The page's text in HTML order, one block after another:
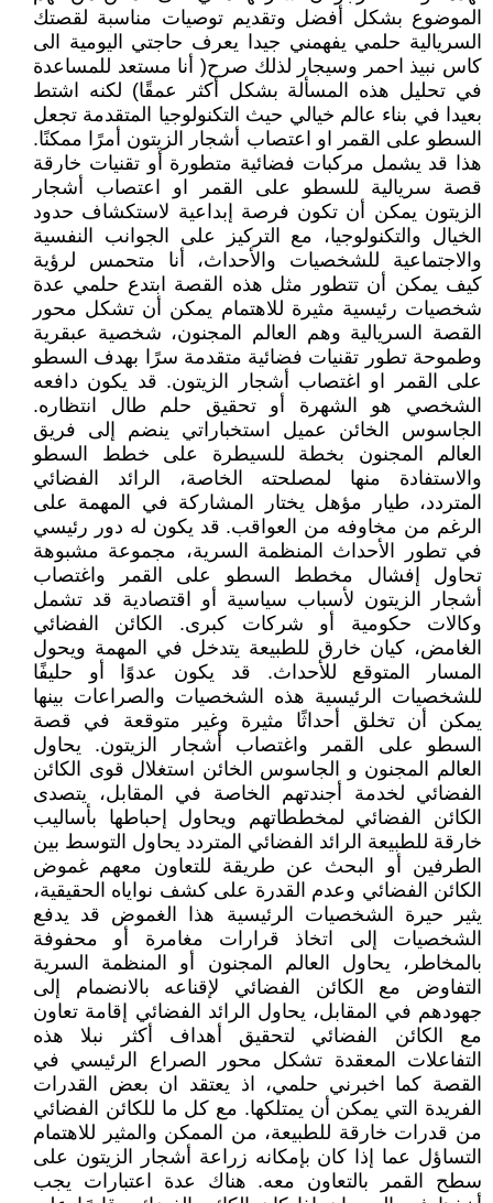
الموضوع بشكل أفضل وتقديم توصيات مناسبة لقصتك
السريالية حلمي يفهمني جيدا يعرف حاجتي اليومية الى
كاس نبيذ احمر وسيجار لذلك صرح( أنا مستعد للمساعدة
في تحليل هذه المسألة بشكل أكثر عمقًا) لكنه اشتط
بعيدا في بناء عالم خيالي حيث التكنولوجيا المتقدمة تجعل
السطو على القمر او اعتصاب أشجار الزيتون أمرًا ممكنًا.
هذا قد يشمل مركبات فضائية متطورة أو تقنيات خارقة
قصة سريالية للسطو على القمر او اعتصاب أشجار
الزيتون يمكن أن تكون فرصة إبداعية لاستكشاف حدود
الخيال والتكنولوجيا، مع التركيز على الجوانب النفسية
والاجتماعية للشخصيات والأحداث، أنا متحمس لرؤية
كيف يمكن أن تتطور مثل هذه القصة ابتدع حلمي عدة
شخصيات رئيسية مثيرة للاهتمام يمكن أن تشكل محور
القصة السريالية وهم العالم المجنون، شخصية عبقرية
وطموحة تطور تقنيات فضائية متقدمة سرًا بهدف السطو
على القمر او اغتصاب أشجار الزيتون. قد يكون دافعه
الشخصي هو الشهرة أو تحقيق حلم طال انتظاره.
الجاسوس الخائن عميل استخباراتي ينضم إلى فريق
العالم المجنون بخطة للسيطرة على خطط السطو
والاستفادة منها لمصلحته الخاصة، الرائد الفضائي
المتردد، طيار مؤهل يختار المشاركة في المهمة على
الرغم من مخاوفه من العواقب. قد يكون له دور رئيسي
في تطور الأحداث المنظمة السرية، مجموعة مشبوهة
تحاول إفشال مخطط السطو على القمر واغتصاب
أشجار الزيتون لأسباب سياسية أو اقتصادية قد تشمل
وكالات حكومية أو شركات كبرى. الكائن الفضائي
الغامض، كيان خارق للطبيعة يتدخل في المهمة ويحول
المسار المتوقع للأحداث. قد يكون عدوًا أو حليفًا
للشخصيات الرئيسية هذه الشخصيات والصراعات بينها
يمكن أن تخلق أحداثًا مثيرة وغير متوقعة في قصة
السطو على القمر واغتصاب أشجار الزيتون. يحاول
العالم المجنون و الجاسوس الخائن استغلال قوى الكائن
الفضائي لخدمة أجندتهم الخاصة في المقابل، يتصدى
الكائن الفضائي لمخططاتهم ويحاول إحباطها بأساليب
خارقة للطبيعة الرائد الفضائي المتردد يحاول التوسط بين
الطرفين أو البحث عن طريقة للتعاون معهم غموض
الكائن الفضائي وعدم القدرة على كشف نواياه الحقيقية،
يثير حيرة الشخصيات الرئيسية هذا الغموض قد يدفع
الشخصيات إلى اتخاذ قرارات مغامرة أو محفوفة
بالمخاطر، يحاول العالم المجنون أو المنظمة السرية
التفاوض مع الكائن الفضائي لإقناعه بالانضمام إلى
جهودهم في المقابل، يحاول الرائد الفضائي إقامة تعاون
مع الكائن الفضائي لتحقيق أهداف أكثر نبلا هذه
التفاعلات المعقدة تشكل محور الصراع الرئيسي في
القصة كما اخبرني حلمي، اذ يعتقد ان بعض القدرات
الفريدة التي يمكن أن يمتلكها. مع كل ما للكائن الفضائي
من قدرات خارقة للطبيعة، من الممكن والمثير للاهتمام
التساؤل عما إذا كان بإمكانه زراعة أشجار الزيتون على
سطح القمر بالتعاون معه. هناك عدة اعتبارات يجب